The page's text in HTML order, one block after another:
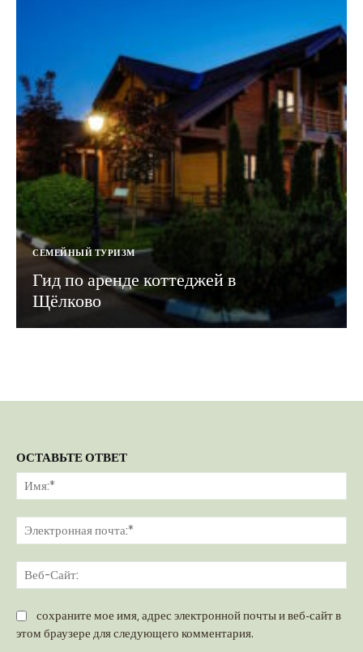
СЕМЕЙНЫЙ ТУРИЗМ
Гид по аренде коттеджей в
Щёлково
ОСТАВЬТЕ ОТВЕТ
сохраните мое имя, адрес электронной почты и веб-сайт в
этом браузере для следующего комментария.